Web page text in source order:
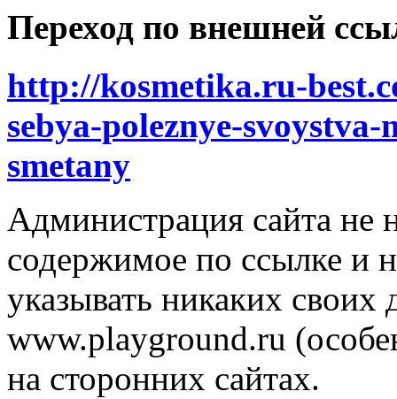
Переход по внешней
http://kosmetika.ru-
sebya-poleznye-
smetany
Администрация сайта не
содержимое по ссылке и
указывать никаких
www.playground.ru
на сторонних сайтах.